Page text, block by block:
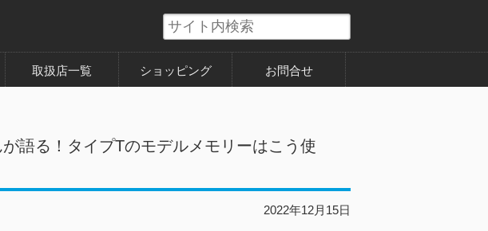
取扱店一覧 ショッピング お問合せ
語る！タイプTのモデルメモリーはこう使
2022年12月15日